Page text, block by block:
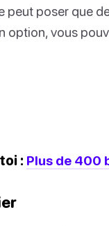
peut poser que
option, vous
: Plus de 400